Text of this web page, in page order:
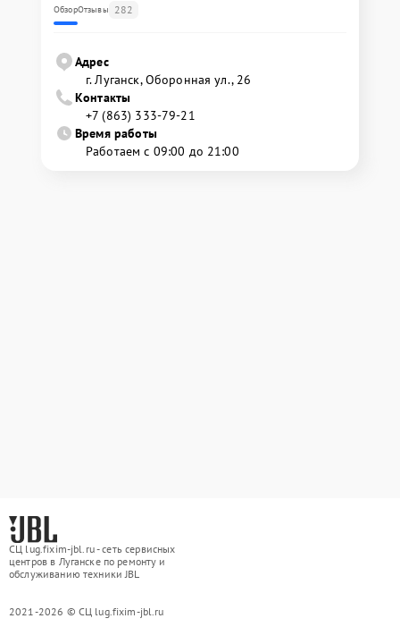
ОбзорОтзывы 282
Адрес
г. Луганск, Оборонная ул., 26
Контакты
+7 (863) 333-79-21
Время работы
Работаем с 09:00 до 21:00
СЦ lug.fixim-jbl.ru - сеть сервисных
центров в Луганске по ремонту и
обслуживанию техники JBL
2021-2026 © СЦ lug.fixim-jbl.ru